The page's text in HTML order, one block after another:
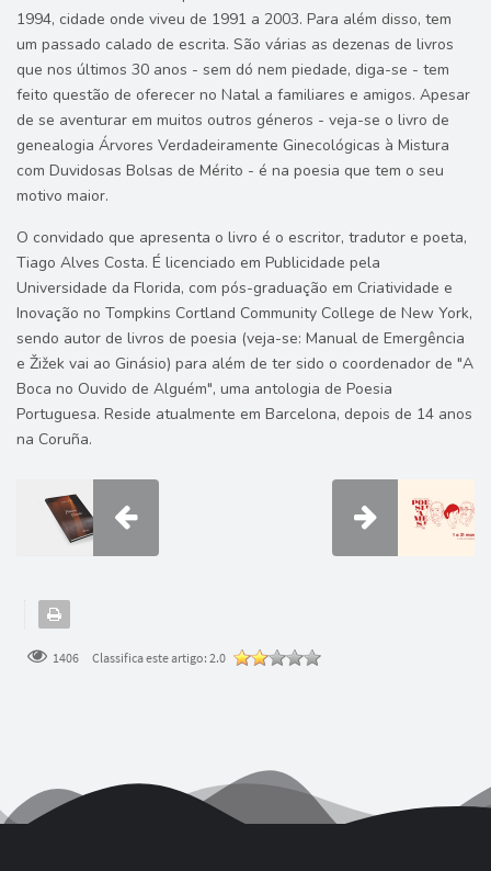
1994, cidade onde viveu de 1991 a 2003. Para além disso, tem
um passado calado de escrita. São várias as dezenas de livros
que nos últimos 30 anos - sem dó nem piedade, diga-se - tem
feito questão de oferecer no Natal a familiares e amigos. Apesar
de se aventurar em muitos outros géneros - veja-se o livro de
genealogia Árvores Verdadeiramente Ginecológicas à Mistura
com Duvidosas Bolsas de Mérito - é na poesia que tem o seu
motivo maior.
O convidado que apresenta o livro é o escritor, tradutor e poeta,
Tiago Alves Costa. É licenciado em Publicidade pela
Universidade da Florida, com pós-graduação em Criatividade e
Inovação no Tompkins Cortland Community College de New York,
sendo autor de livros de poesia (veja-se: Manual de Emergência
e Žižek vai ao Ginásio) para além de ter sido o coordenador de "A
Boca no Ouvido de Alguém", uma antologia de Poesia
Portuguesa. Reside atualmente em Barcelona, depois de 14 anos
na Coruña.
1406 Classifica este artigo: 2.0